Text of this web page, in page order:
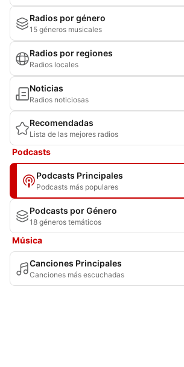
Radios por género
15 géneros musicales
Radios por regiones
Radios locales
Noticias
Radios noticiosas
Recomendadas
Lista de las mejores radios
Podcasts
Podcasts Principales
Podcasts más populares
Podcasts por Género
18 géneros temáticos
Música
Canciones Principales
Canciones más escuchadas